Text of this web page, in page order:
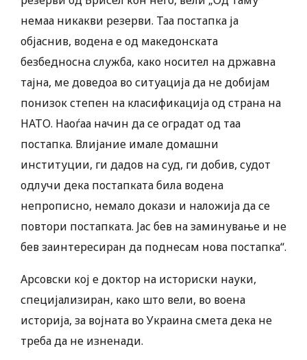
немаа никакви резерви. Таа постапка ја
објаснив, водена е од македонската
безбедносна служба, како носител на државна
тајна, ме доведоа во ситуација да не добијам
понизок степен на класификација од страна на
НАТО. Наоѓаа начин да се оградат од таа
постапка. Влијание имале домашни
институции, ги дадов на суд, ги добив, судот
одлучи дека постапката била водена
непрописно, немало докази и наложија да се
повтори постапката. Јас бев на заминување и не
бев заинтересиран да поднесам нова постапка“.
Арсовски кој е доктор на историски науки,
специјализиран, како што вели, во воена
историја, за војната во Украина смета дека не
треба да не изненади.